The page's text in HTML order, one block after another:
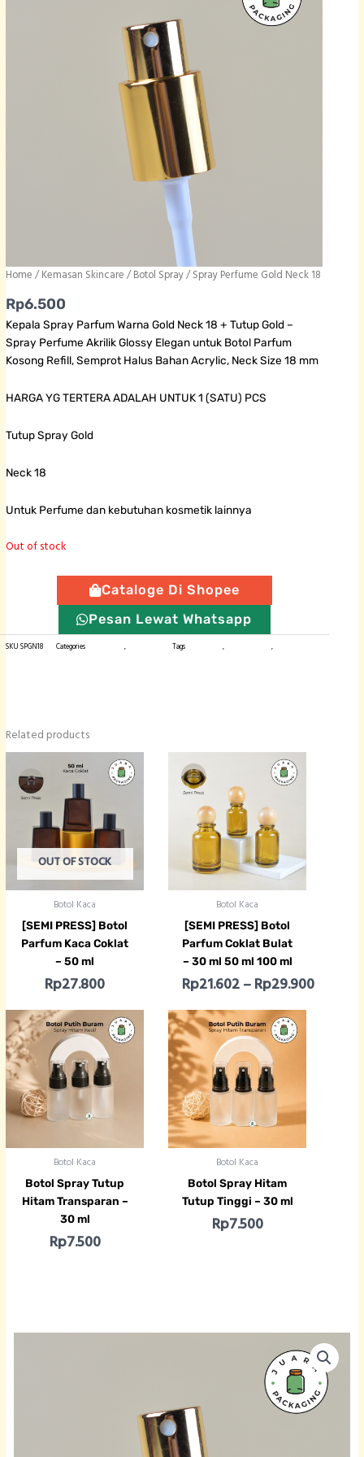
Home /Kemasan Skincare /Botol Spray/ Spray Perfume Gold Neck 18
Rp6.500
Kepala Spray Parfum Warna Gold Neck 18 + Tutup Gold –
Spray Perfume Akrilik Glossy Elegan untuk Botol Parfum
Kosong Refill, Semprot Halus Bahan Acrylic, Neck Size 18 mm
HARGA YG TERTERA ADALAH UNTUK 1 (SATU) PCS
Tutup Spray Gold
Neck 18
Untuk Perfume dan kebutuhan kosmetik lainnya
Out of stock
Cataloge Di Shopee
Pesan Lewat Whatsapp
SKUSPGN18 Categories Botol Plastik, Tags botol import, kemasan produk,
Related products
OUT OF STOCK
Botol Kaca
[SEMI PRESS] Botol
Parfum Kaca Coklat
– 50 ml
Rp27.800
Botol Kaca
[SEMI PRESS] Botol
Parfum Coklat Bulat
– 30 ml 50 ml 100 ml
Rp21.602–Rp29.900
Botol Kaca
Botol Spray Tutup
Hitam Transparan –
30 ml
Rp7.500
Botol Kaca
Botol Spray Hitam
Tutup Tinggi – 30 ml
Rp7.500